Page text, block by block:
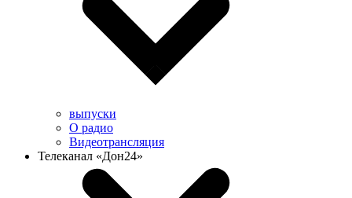
выпуски
О радио
Видеотрансляция
Телеканал «Дон24»